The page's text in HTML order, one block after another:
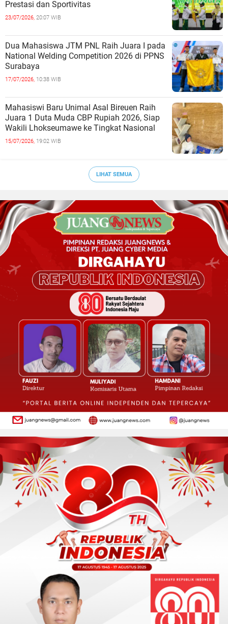
Prestasi dan Sportivitas
23/07/2026, 20:07 WIB
Dua Mahasiswa JTM PNL Raih Juara I pada
National Welding Competition 2026 di PPNS
Surabaya
17/07/2026, 10:38 WIB
Mahasiswi Baru Unimal Asal Bireuen Raih
Juara 1 Duta Muda CBP Rupiah 2026, Siap
Wakili Lhokseumawe ke Tingkat Nasional
15/07/2026, 19:02 WIB
LIHAT SEMUA